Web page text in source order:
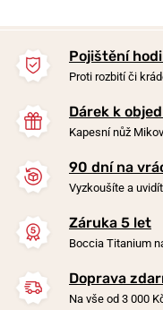
Pojištění
Proti rozbití či
Dárek k
Kapesní nůž Mikov
90 dní na
Vyzkoušíte a
Záruka 5 let
Boccia Titanium
Doprava
Na vše od 3 000